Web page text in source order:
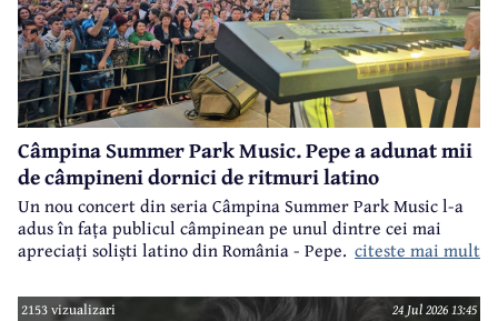
Câmpina Summer Park Music. Pepe a adunat mii
de câmpineni dornici de ritmuri latino
Un nou concert din seria Câmpina Summer Park Music l-a
adus în fața publicul câmpinean pe unul dintre cei mai
apreciați soliști latino din România - Pepe. citeste mai mult
2153 vizualizari 24 Jul 2026 13:45